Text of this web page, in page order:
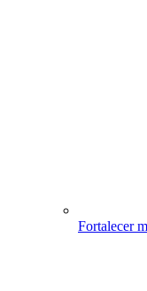
Fortalecer